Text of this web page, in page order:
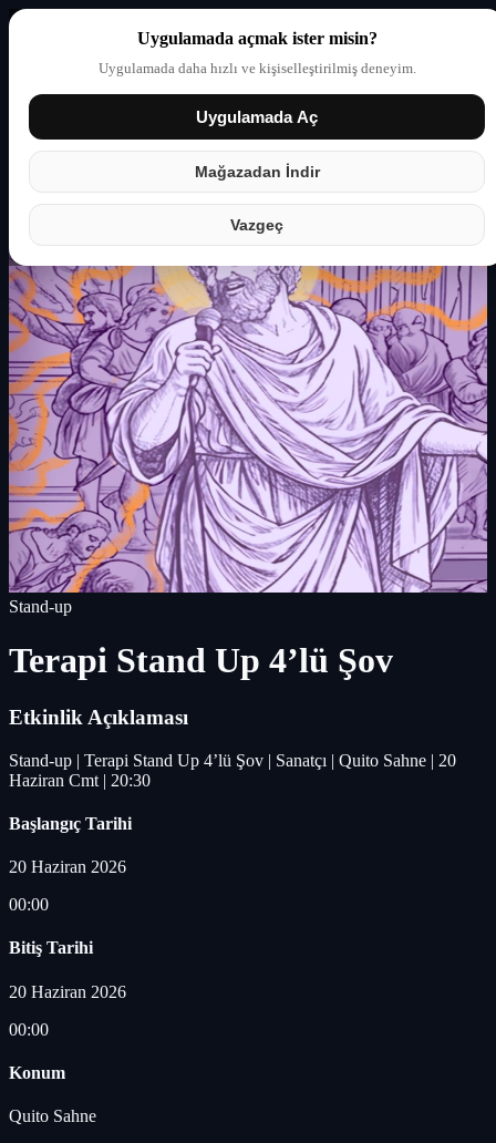
Uygulamada açmak ister misin?
Uygulamada daha hızlı ve kişiselleştirilmiş deneyim.
Uygulamada Aç
Mağazadan İndir
Vazgeç
Giriş yap Partner
Stand-up
Terapi Stand Up 4’lü Şov
Etkinlik Açıklaması
Stand-up | Terapi Stand Up 4’lü Şov | Sanatçı | Quito Sahne | 20
Haziran Cmt | 20:30
Başlangıç Tarihi
20 Haziran 2026
00:00
Bitiş Tarihi
20 Haziran 2026
00:00
Konum
Quito Sahne